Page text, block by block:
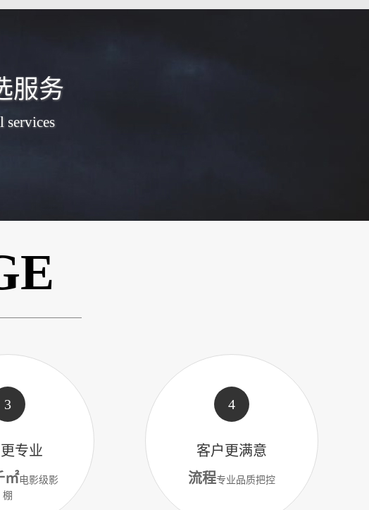
服务
services
3
专业
㎡电影级影
棚
4
客户更满意
流程专业品质把控